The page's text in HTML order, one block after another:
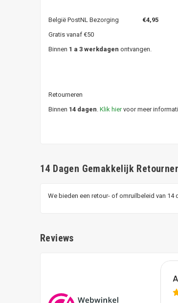
België PostNL Bezorging €4,95
Gratis vanaf €50
Binnen 1 a 3 werkdagen ontvangen.
Retourneren
Binnen 14 dagen. Klik hiervoor meer
14 Dagen Gemakkelijk
We bieden een retour- of omruilbeleid van
Reviews